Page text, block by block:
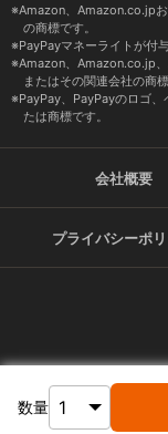
数量
Amazon、Amazon.co.jp
の商標です。
PayPayマネーライトが付
Amazon、Amazon.co.jp
またはその関連会社の商標
PayPay、PayPayのロゴ
たは商標です。
会社概要
プライバシーポ